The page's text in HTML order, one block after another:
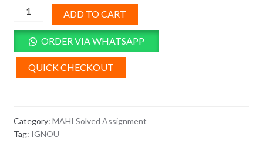
MHI-
Solved
Assignment
Hindi
Medium
quantity
ADD TO CART
ORDER VIA WHATSAPP
QUICK CHECKOUT
Category: MAHI Solved Assignment
Tag: IGNOU